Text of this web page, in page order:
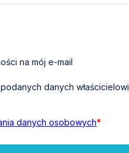
na mój e-mail
danych
danych osobowych*